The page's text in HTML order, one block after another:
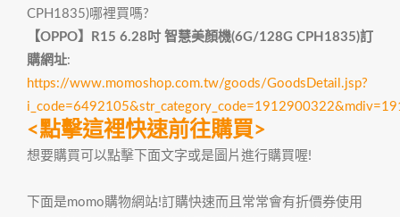
CPH1835)哪裡買嗎?
【OPPO】R15 6.28吋 智慧美顏機(6G/128G CPH1835)訂
購網址:
https://www.momoshop.com.tw/goods/GoodsDetail.jsp?
<點擊這裡快速前往購買>
想要購買可以點擊下面文字或是圖片進行購買喔!
下面是momo購物網站!訂購快速而且常常會有折價券使用